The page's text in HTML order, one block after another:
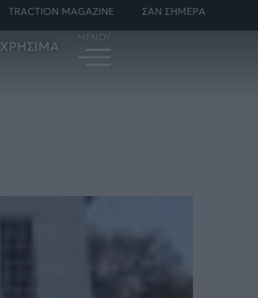
TRACTION MAGAZINE ΣΑΝ ΣΗΜΕΡΑ
ΧΡΗΣΙΜΑ